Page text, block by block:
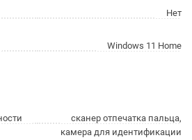
Нет
Windows 11 Home
сканер отпечатка пальца,
камера для идентификации